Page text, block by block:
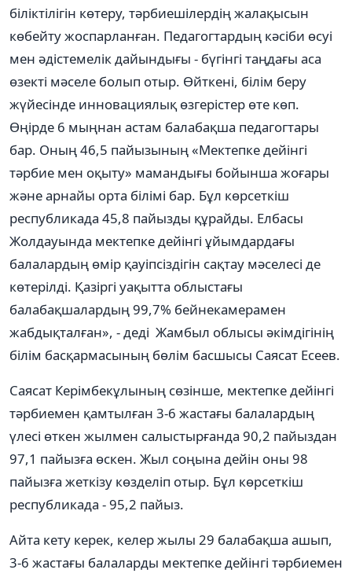
біліктілігін көтеру, тәрбиешілердің жалақысын
көбейту жоспарланған. Педагогтардың кәсіби өсуі
мен әдістемелік дайындығы - бүгінгі таңдағы аса
өзекті мәселе болып отыр. Өйткені, білім беру
жүйесінде инновациялық өзгерістер өте көп.
Өңірде 6 мыңнан астам балабақша педагогтары
бар. Оның 46,5 пайызының «Мектепке дейінгі
тәрбие мен оқыту» мамандығы бойынша жоғары
және арнайы орта білімі бар. Бұл көрсеткіш
республикада 45,8 пайызды құрайды. Елбасы
Жолдауында мектепке дейінгі ұйымдардағы
балалардың өмір қауіпсіздігін сақтау мәселесі де
көтерілді. Қазіргі уақытта облыстағы
балабақшалардың 99,7% бейнекамерамен
жабдықталған», - деді Жамбыл облысы әкімдігінің
білім басқармасының бөлім басшысы Саясат Есеев.
Саясат Керімбекұлының сөзінше, мектепке дейінгі
тәрбиемен қамтылған 3-6 жастағы балалардың
үлесі өткен жылмен салыстырғанда 90,2 пайыздан
97,1 пайызға өскен. Жыл соңына дейін оны 98
пайызға жеткізу көзделіп отыр. Бұл көрсеткіш
республикада - 95,2 пайыз.
Айта кету керек, келер жылы 29 балабақша ашып,
3-6 жастағы балаларды мектепке дейінгі тәрбиемен